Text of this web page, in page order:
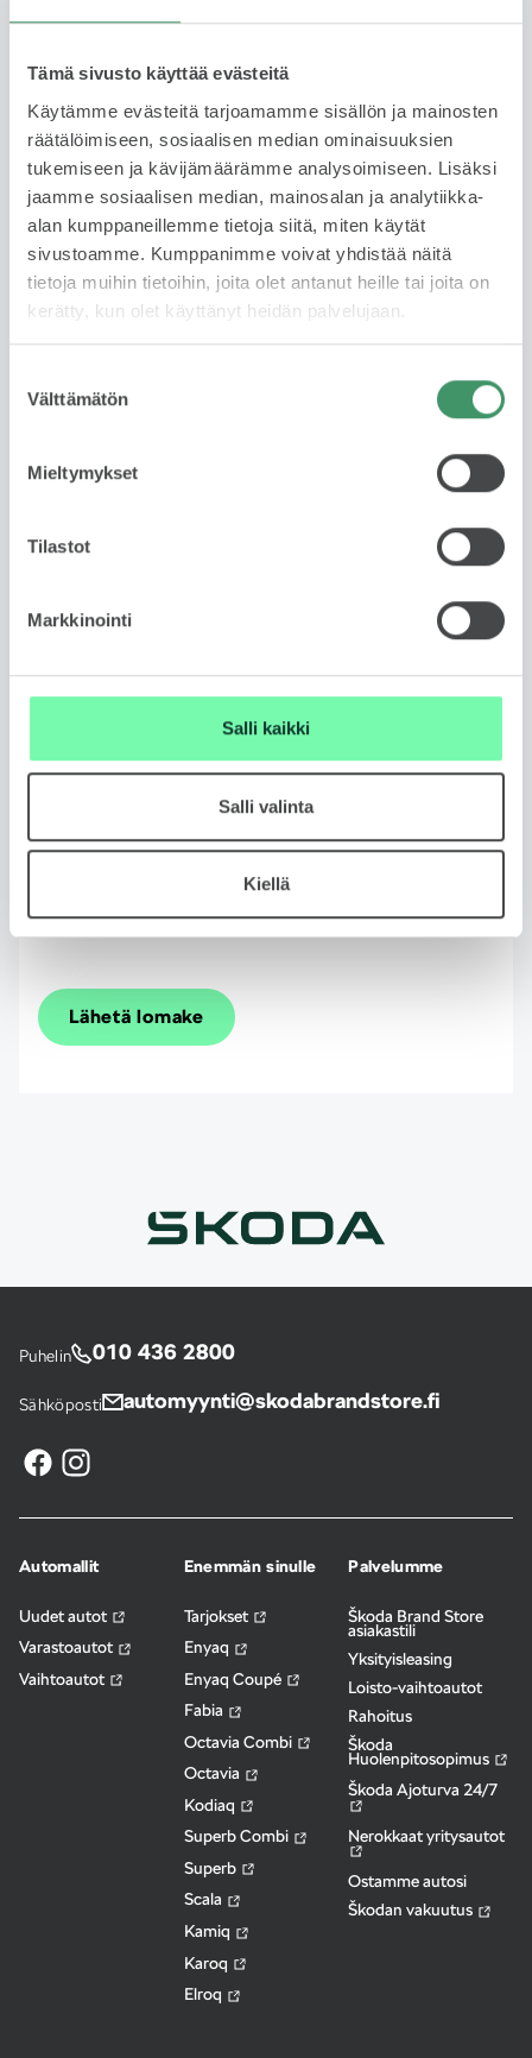
Tämä sivusto käyttää evästeitä
Käytämme evästeitä tarjoamamme sisällön ja mainosten
räätälöimiseen, sosiaalisen median ominaisuuksien
tukemiseen ja kävijämäärämme analysoimiseen. Lisäksi
jaamme sosiaalisen median, mainosalan ja analytiikka-
alan kumppaneillemme tietoja siitä, miten käytät
sivustoamme. Kumppanimme voivat yhdistää näitä
tietoja muihin tietoihin, joita olet antanut heille tai joita on
kerätty, kun olet käyttänyt heidän palvelujaan.
valinta
Välttämätön
Mieltymykset
Tilastot
Markkinointi
Salli kaikki
Salli valinta
Kiellä
Puhelinnumero
Pakollinen
Sähköposti
Nykyisen auton rekisterinumero
Tietosuojaseloste
Haluan Škodan lähettävän minulle uusinta tietoa
Lähetä lomake
Puhelin 010 436 2800
Sähköposti automyynti@skodabrandstore.fi
Automallit
Uudet autot
Varastoautot
Vaihtoautot
Enemmän sinulle
Tarjokset
Enyaq
Enyaq Coupé
Fabia
Octavia Combi
Octavia
Kodiaq
Superb Combi
Superb
Scala
Kamiq
Karoq
Elroq
Palvelumme
Škoda Brand Store
asiakastili
Yksityisleasing
Loisto-vaihtoautot
Rahoitus
Škoda
Huolenpitosopimus
Škoda Ajoturva 24/7
Nerokkaat yritysautot
Ostamme autosi
Škodan vakuutus